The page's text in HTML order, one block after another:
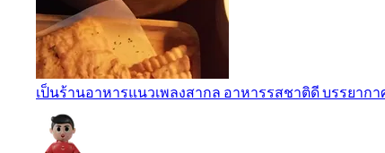
เป็นร้านอาหารแนวเพลงสากล อาหารรสชาติดี บรรยาก